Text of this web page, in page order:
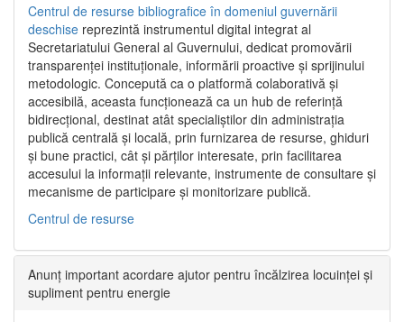
Centrul de resurse bibliografice în domeniul guvernării
deschise reprezintă instrumentul digital integrat al
Secretariatului General al Guvernului, dedicat promovării
transparenței instituționale, informării proactive și sprijinului
metodologic. Concepută ca o platformă colaborativă și
accesibilă, aceasta funcționează ca un hub de referință
bidirecțional, destinat atât specialiștilor din administrația
publică centrală și locală, prin furnizarea de resurse, ghiduri
și bune practici, cât și părților interesate, prin facilitarea
accesului la informații relevante, instrumente de consultare și
mecanisme de participare și monitorizare publică.
Centrul de resurse
Anunț important acordare ajutor pentru încălzirea locuinței și
supliment pentru energie